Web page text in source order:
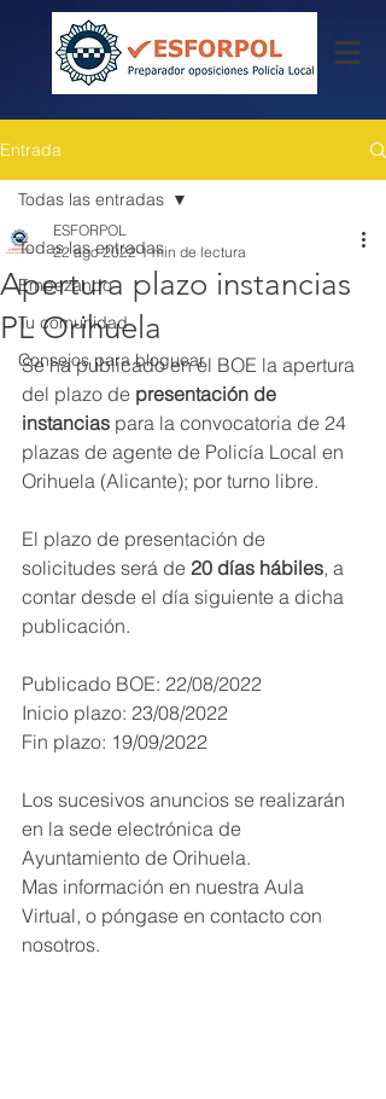
Entrada
Todas las entradas
Empezando
Tu comunidad
Consejos para bloguear
Todas las entradas
Apertura plazo instancias
PL Orihuela
ESFORPOL
22 ago 2022 1 min de lectura
Se ha publicado en el BOE la apertura
del plazo de presentación de
instancias para la convocatoria de 24
plazas de agente de Policía Local en
Orihuela (Alicante); por turno libre.
El plazo de presentación de
solicitudes será de 20 días hábiles, a
contar desde el día siguiente a dicha
publicación.
Publicado BOE: 22/08/2022
Inicio plazo: 23/08/2022
Fin plazo: 19/09/2022
Los sucesivos anuncios se realizarán
en la sede electrónica de
Ayuntamiento de Orihuela.
Mas información en nuestra Aula
Virtual, o póngase en contacto con
nosotros.